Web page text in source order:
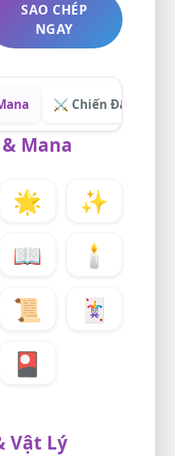
SAO CHÉP
NGAY
⚔️ Chiến Đấu & Vật
Mana
🌟
✨
📖
🕯️
📜
🃏
🎴
Vật Lý